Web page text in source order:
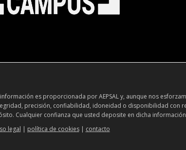
es proporcionada por AEPSAL y, aunque nos
precisión, confiabilidad, idoneidad o disponibilidad con
Cualquier confianza que usted deposite en dicha
legal | política de cookies| contacto